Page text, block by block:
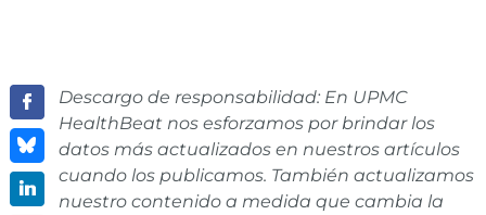
Descargo de responsabilidad: En UPMC
HealthBeat nos esforzamos por brindar los
datos más actualizados en nuestros artículos
cuando los publicamos. También actualizamos
nuestro contenido a medida que cambia la